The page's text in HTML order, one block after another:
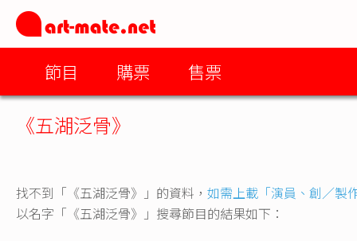
節目 購票 售票
《五湖泛骨》
找不到「《五湖泛骨》」的資料， 如需上載「演員、創／製
以名字「《五湖泛骨》」搜尋節目的結果如下：